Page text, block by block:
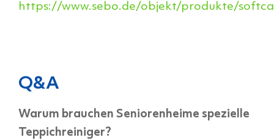
https://www.sebo.de/objekt/produkte/
Q&A
Warum brauchen Seniorenheime spezielle
Teppichreiniger?